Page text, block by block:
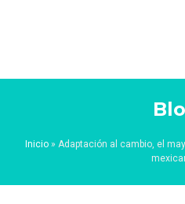
Inicio » Adaptación al cambio, el